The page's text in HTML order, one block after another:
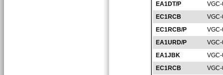
EA1DT/P
EC1RCB
EC1RCB/P
EA1URD/P
EA1JBK
EC1RCB